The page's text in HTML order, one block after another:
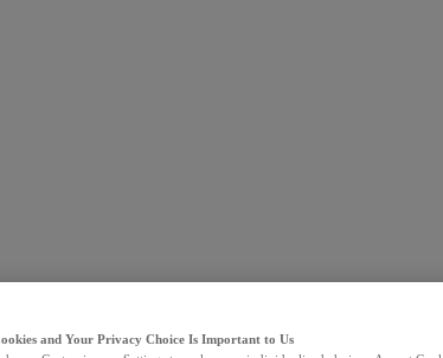
and Your Privacy Choice Is Important to Us